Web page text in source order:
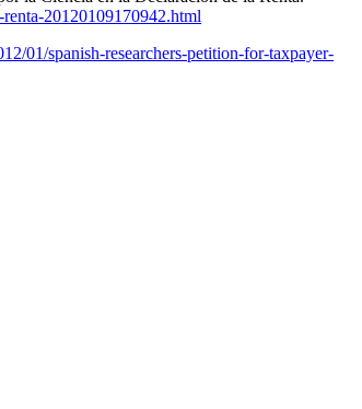
20120109170942.html
01/spanish-researchers-petition-for-taxpayer-